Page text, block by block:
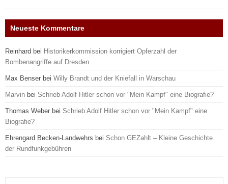
Neueste Kommentare
Reinhard bei Historikerkommission korrigiert Opferzahl der
Bombenangriffe auf Dresden
Max Benser bei Willy Brandt und der Kniefall in Warschau
Marvin bei Schrieb Adolf Hitler schon vor "Mein Kampf" eine Biografie?
Thomas Weber bei Schrieb Adolf Hitler schon vor "Mein Kampf" eine
Biografie?
Ehrengard Becken-Landwehrs bei Schon GEZahlt – Kleine Geschichte
der Rundfunkgebühren